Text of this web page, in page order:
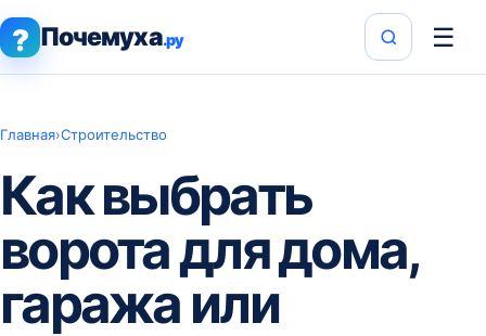
? Почемуха.ру ☰
Главная›Строительство
Как выбрать
ворота для дома,
гаража или